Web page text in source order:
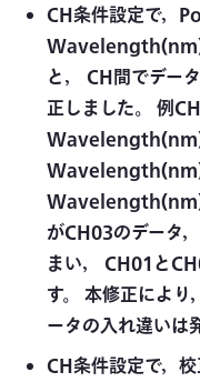
CH条件設定で，
Wavelength(nm)
と， CH間でデー
正しました。 例
Wavelength(nm)
がCH03のデータ
まい， CH01と
す。 本修正によ
ータの入れ違いは
CH条件設定で，